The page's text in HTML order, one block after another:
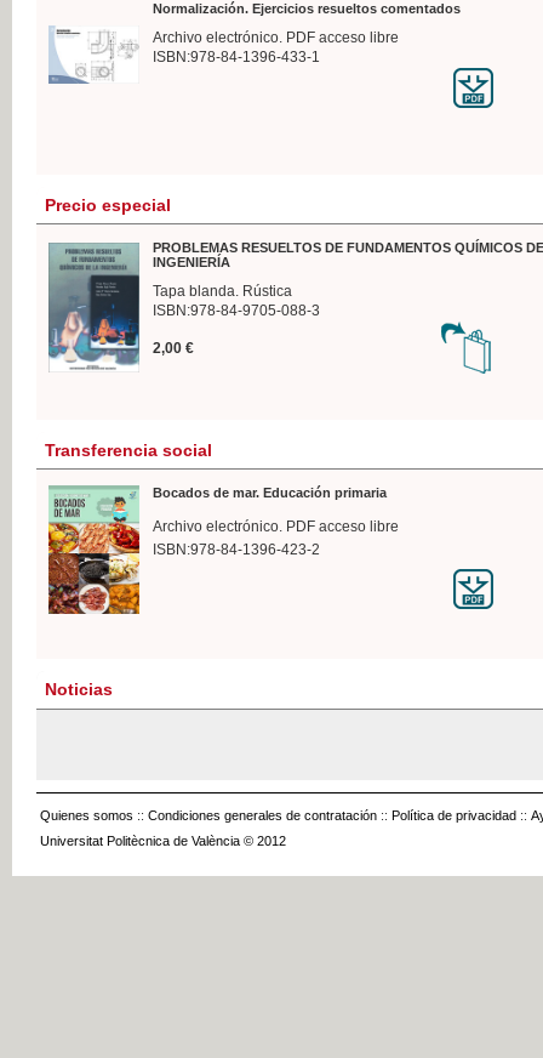
Normalización. Ejercicios resueltos comentados
Archivo electrónico. PDF acceso libre
ISBN:978-84-1396-433-1
Precio especial
PROBLEMAS RESUELTOS DE FUNDAMENTOS QUÍMICOS
INGENIERÍA
Tapa blanda. Rústica
ISBN:978-84-9705-088-3
2,00 €
Transferencia social
Bocados de mar. Educación primaria
Archivo electrónico. PDF acceso libre
ISBN:978-84-1396-423-2
Noticias
Quienes somos :: Condiciones generales de contratación :: Política de privacidad ::
Universitat Politècnica de València © 2012